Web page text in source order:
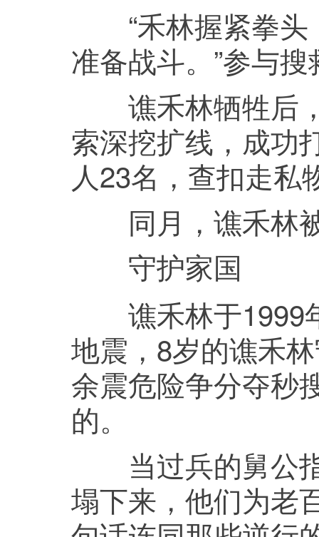
“禾林握紧拳头
准备战斗。”参与
谯禾林牺牲后，
索深挖扩线，成功
人23名，查扣走私
同月，谯禾林被
守护家国
谯禾林于1999
地震，8岁的谯禾
余震危险争分夺秒
的。
当过兵的舅公指
塌下来，他们为老